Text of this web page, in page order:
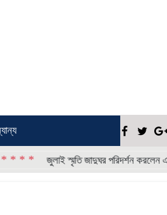
জুলাই স্মৃতি জাদুঘর পরিদর্শন করলেন এনসিপি নেতারা